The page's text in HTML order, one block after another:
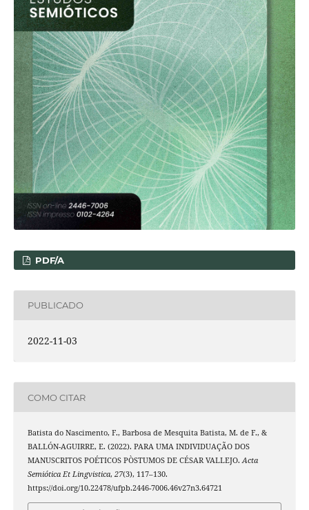
PDF/A
PUBLICADO
2022-11-03
COMO CITAR
Batista do Nascimento, F., Barbosa de Mesquita Batista, M. de F., &
BALLÓN-AGUIRRE, E. (2022). PARA UMA INDIVIDUAÇÃO DOS
MANUSCRITOS POÉTICOS PÒSTUMOS DE CÉSAR VALLEJO.Acta
Semiótica Et Lingvistica, 27(3), 117–130.
https://doi.org/10.22478/ufpb.2446-7006.46v27n3.64721